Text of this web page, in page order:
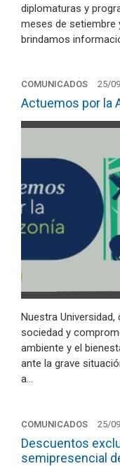
diplomaturas y
meses de setiembre
brindamos
COMUNICADOS 25/
Actuemos por la
Nuestra
sociedad y
ambiente y el
ante la grave
a…
COMUNICADOS 25/
Descuentos
semipresencial